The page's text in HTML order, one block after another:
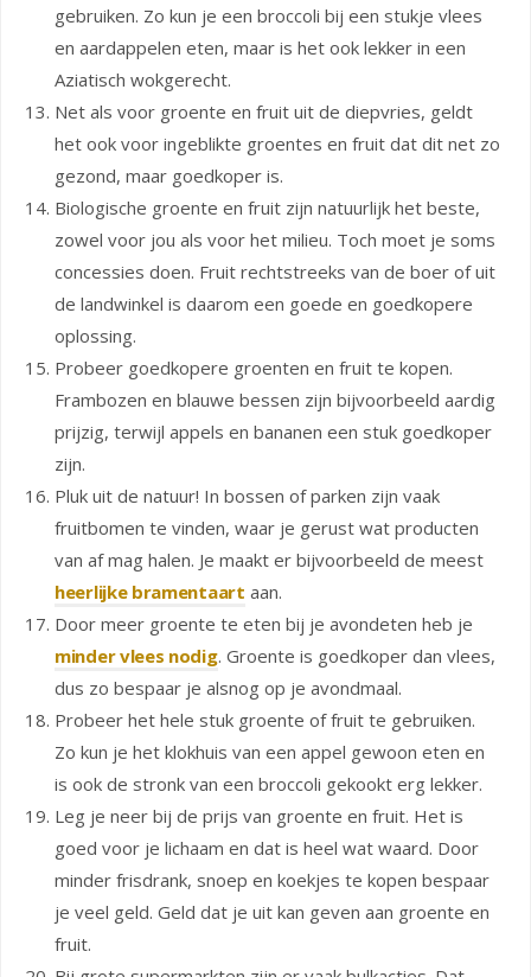
gebruiken. Zo kun je een broccoli bij een stukje vlees
en aardappelen eten, maar is het ook lekker in een
Aziatisch wokgerecht.
Net als voor groente en fruit uit de diepvries, geldt
het ook voor ingeblikte groentes en fruit dat dit net zo
gezond, maar goedkoper is.
Biologische groente en fruit zijn natuurlijk het beste,
zowel voor jou als voor het milieu. Toch moet je soms
concessies doen. Fruit rechtstreeks van de boer of uit
de landwinkel is daarom een goede en goedkopere
oplossing.
Probeer goedkopere groenten en fruit te kopen.
Frambozen en blauwe bessen zijn bijvoorbeeld aardig
prijzig, terwijl appels en bananen een stuk goedkoper
zijn.
Pluk uit de natuur! In bossen of parken zijn vaak
fruitbomen te vinden, waar je gerust wat producten
van af mag halen. Je maakt er bijvoorbeeld de meest
heerlijke bramentaart aan.
Door meer groente te eten bij je avondeten heb je
minder vlees nodig. Groente is goedkoper dan vlees,
dus zo bespaar je alsnog op je avondmaal.
Probeer het hele stuk groente of fruit te gebruiken.
Zo kun je het klokhuis van een appel gewoon eten en
is ook de stronk van een broccoli gekookt erg lekker.
Leg je neer bij de prijs van groente en fruit. Het is
goed voor je lichaam en dat is heel wat waard. Door
minder frisdrank, snoep en koekjes te kopen bespaar
je veel geld. Geld dat je uit kan geven aan groente en
fruit.